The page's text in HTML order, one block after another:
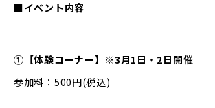
■イベント内容
①【体験コーナー】※3月1日・2日開催
参加料：500円(税込)